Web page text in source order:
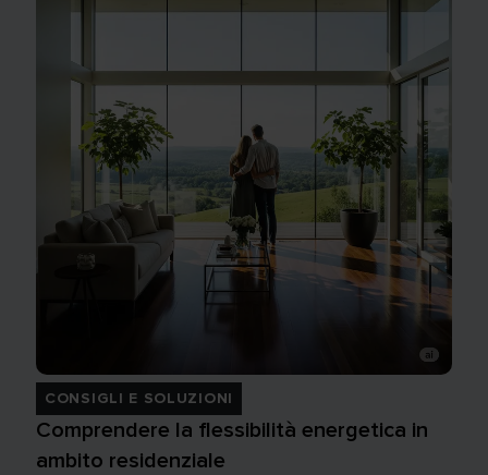
CONSIGLI E SOLUZIONI
Comprendere la flessibilità energetica in
ambito residenziale